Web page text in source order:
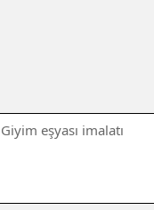
Giyim eşyası imalatı